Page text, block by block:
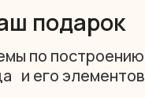
подарок
по построению
и его элементов